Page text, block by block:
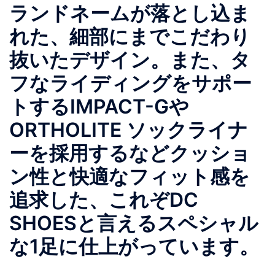
ランドネームが落とし込ま
れた、細部にまでこだわり
抜いたデザイン。また、タ
フなライディングをサポー
トするIMPACT-Gや
ORTHOLITE ソックライナ
ーを採用するなどクッショ
ン性と快適なフィット感を
追求した、これぞDC
SHOESと言えるスペシャル
な1足に仕上がっています。